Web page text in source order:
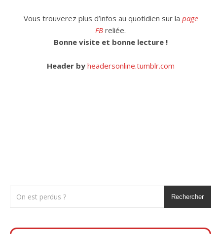
Vous trouverez plus d’infos au quotidien sur la page
FB reliée.
Bonne visite et bonne lecture !
Header by headersonline.tumblr.com
Rechercher